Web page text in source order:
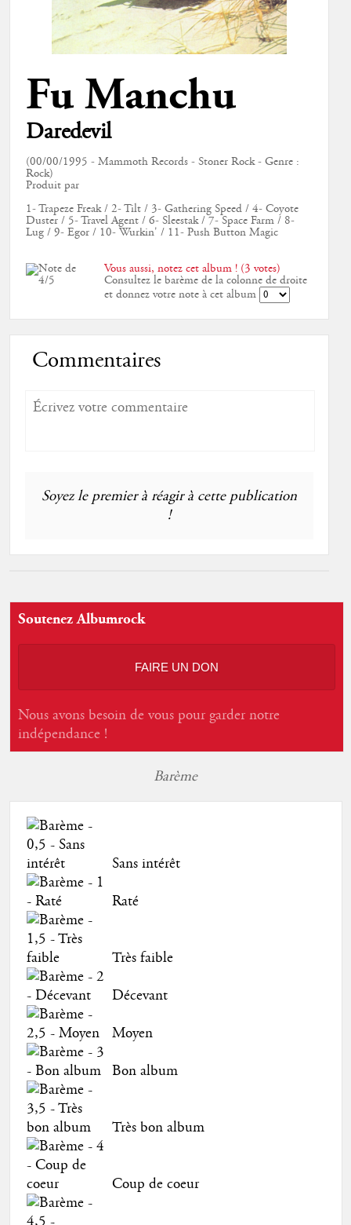
Fu Manchu
Daredevil
(00/00/1995 - Mammoth Records - Stoner Rock - Genre :
Rock)
Produit par
1- Trapeze Freak / 2- Tilt / 3- Gathering Speed / 4- Coyote
Duster / 5- Travel Agent / 6- Sleestak / 7- Space Farm / 8-
Lug / 9- Egor / 10- Wurkin' / 11- Push Button Magic
Vous aussi, notez cet album ! (3 votes)
Consultez le barème de la colonne de droite
et donnez votre note à cet album
Commentaires
Soyez le premier à réagir à cette publication
!
Soutenez Albumrock
FAIRE UN DON
Nous avons besoin de vous pour garder notre
indépendance !
Barème
Sans intérêt
Raté
Très faible
Décevant
Moyen
Bon album
Très bon album
Coup de coeur